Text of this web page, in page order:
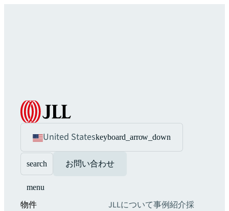
United Stateskeyboard_arrow_down
search お問い合わせ
menu
物件
JLLについて事例紹介採